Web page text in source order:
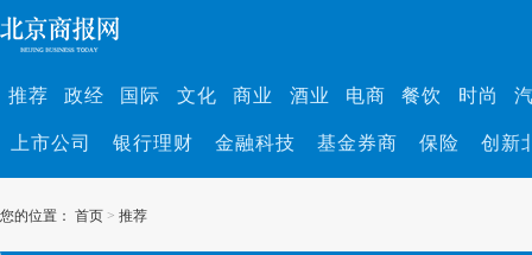
推荐 政经 国际 文化 商业 酒业 电商 餐饮 时尚
上市公司 银行理财 金融科技 基金券商 保险 创新
您的位置： 首页 > 推荐